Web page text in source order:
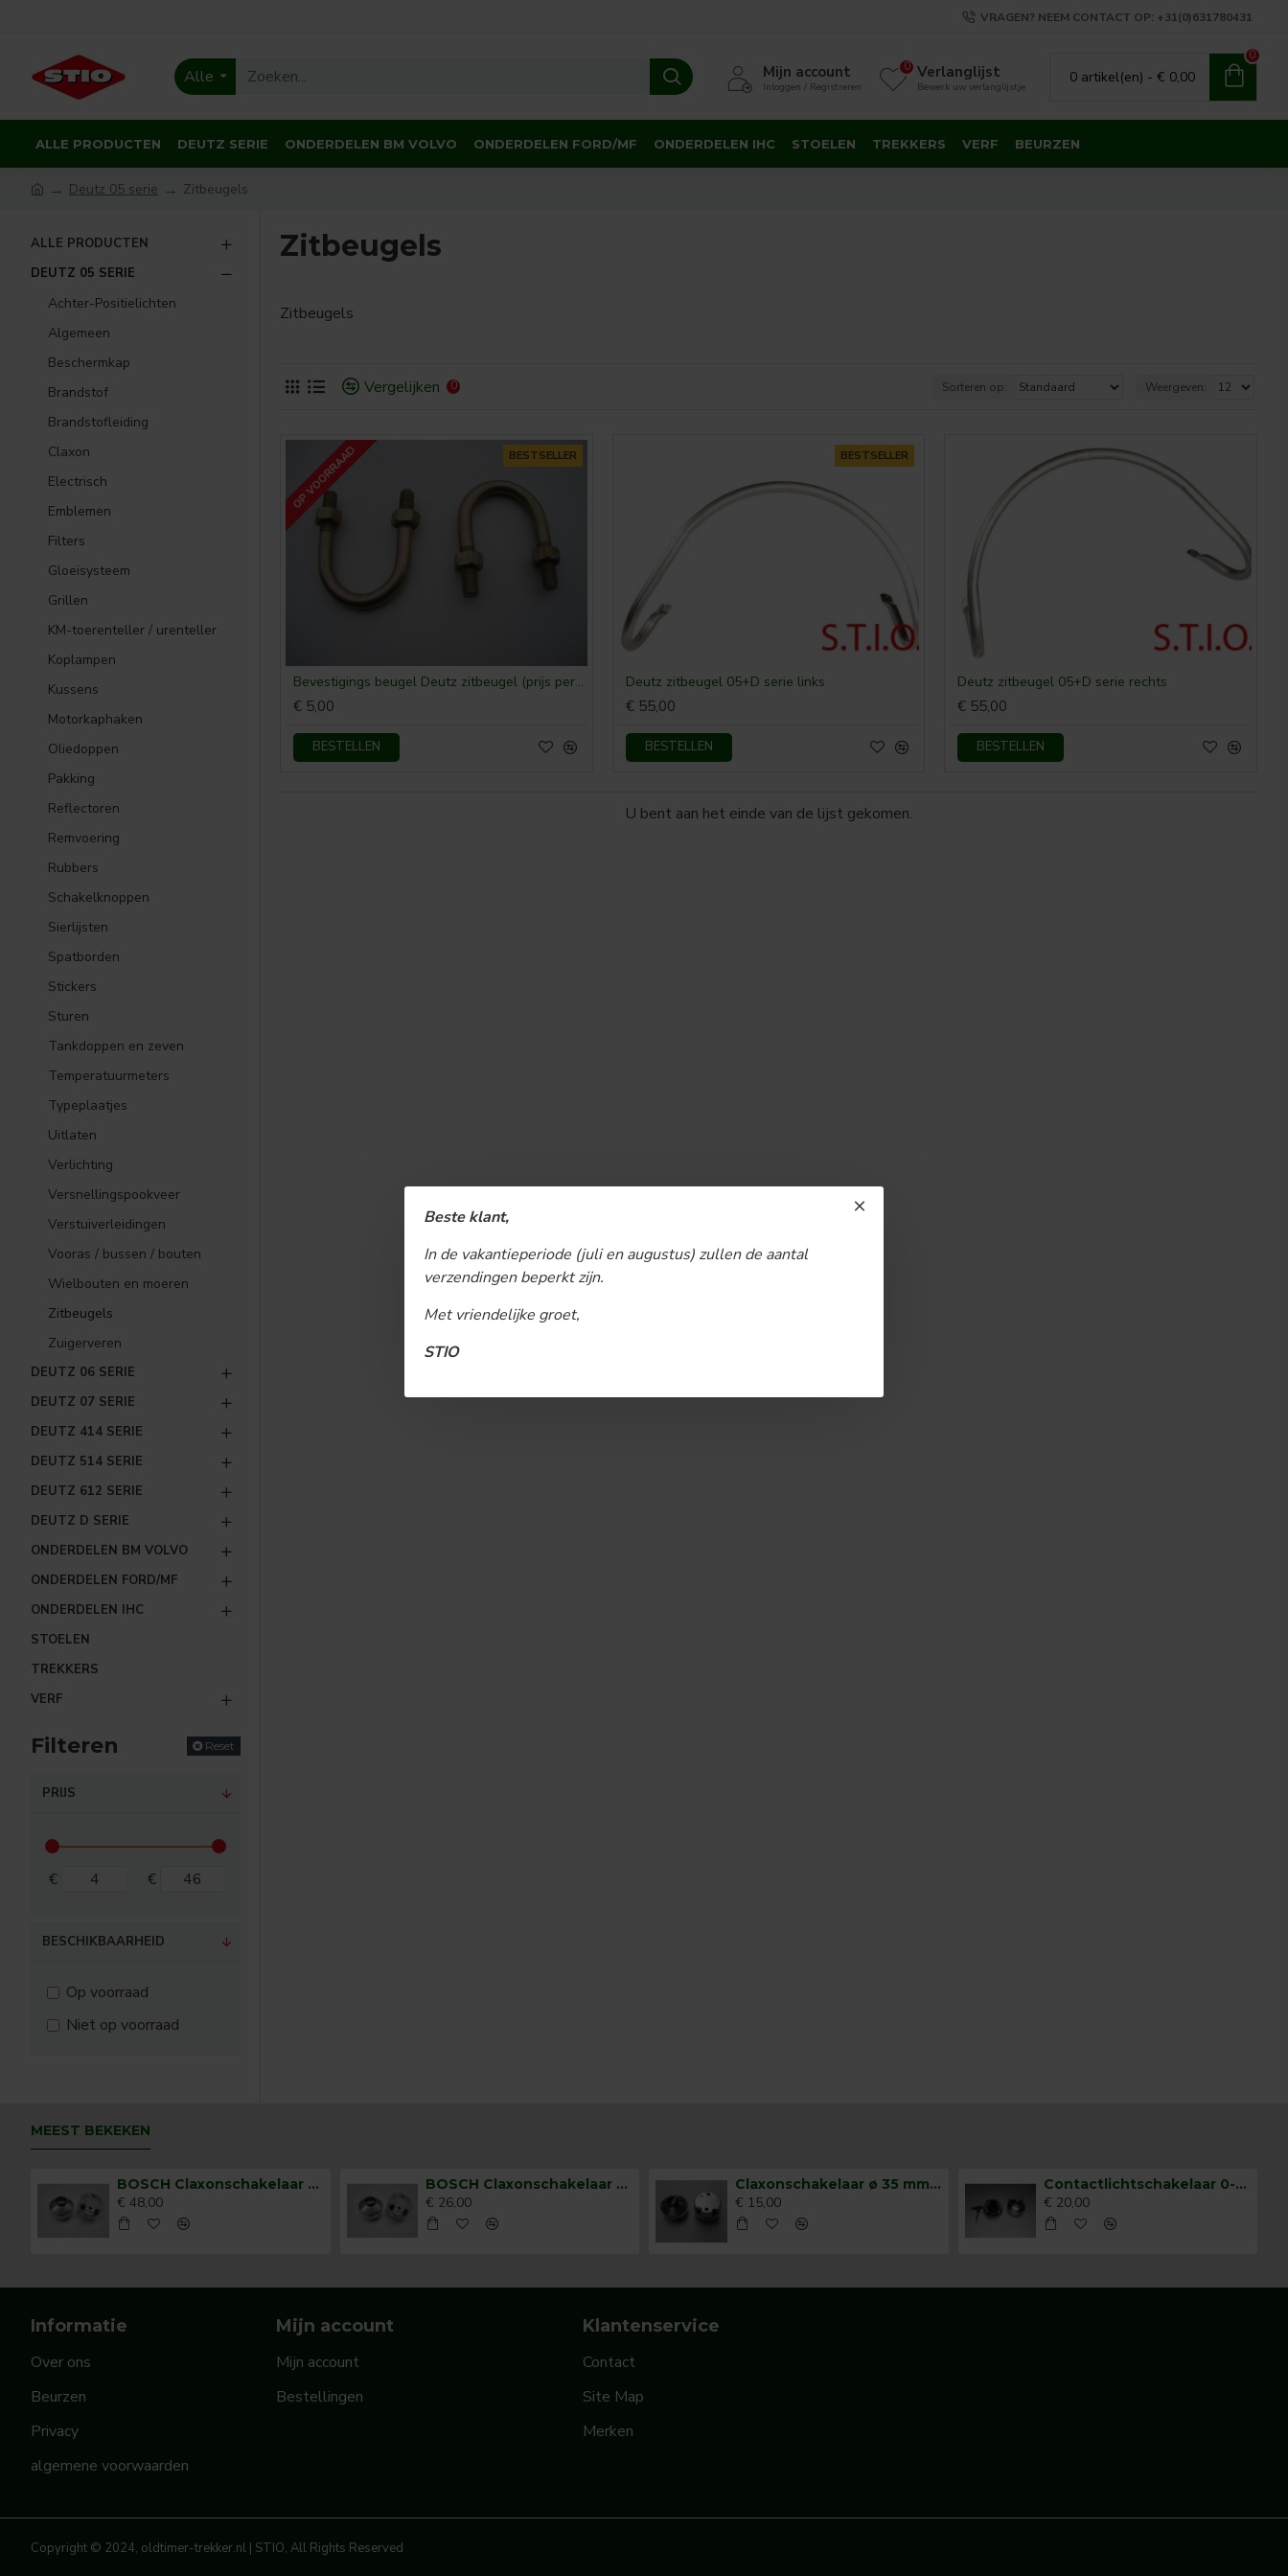
Beste klant,
In de vakantieperiode (juli en augustus) zullen de aantal
verzendingen beperkt zijn.
Met vriendelijke groet,
STIO
VRAGEN? NEEM CONTACT OP: +31(0)631780431
Alle Mijn account
Inloggen / Registreren
Verlanglijst
Bewerk uw verlanglijstje
0
0 artikel(en) - € 0,00
0
ALLE PRODUCTEN DEUTZ SERIE ONDERDELEN BM VOLVO ONDERDELEN FORD/MF ONDERDELEN IHC STOELEN TREKKERS VERF BEURZEN
Deutz 05 serie Zitbeugels
ALLE PRODUCTEN
DEUTZ 05 SERIE
Achter-Positielichten
Algemeen
Beschermkap
Brandstof
Brandstofleiding
Claxon
Electrisch
Emblemen
Filters
Gloeisysteem
Grillen
KM-toerenteller / urenteller
Koplampen
Kussens
Motorkaphaken
Oliedoppen
Pakking
Reflectoren
Remvoering
Rubbers
Schakelknoppen
Sierlijsten
Spatborden
Stickers
Sturen
Tankdoppen en zeven
Temperatuurmeters
Typeplaatjes
Uitlaten
Verlichting
Versnellingspookveer
Verstuiverleidingen
Vooras / bussen / bouten
Wielbouten en moeren
Zitbeugels
Zuigerveren
DEUTZ 06 SERIE
DEUTZ 07 SERIE
DEUTZ 414 SERIE
DEUTZ 514 SERIE
DEUTZ 612 SERIE
DEUTZ D SERIE
ONDERDELEN BM VOLVO
ONDERDELEN FORD/MF
ONDERDELEN IHC
STOELEN
TREKKERS
VERF
Filteren Reset
PRIJS
€ €
BESCHIKBAARHEID
Op voorraad
Niet op voorraad
Zitbeugels
Zitbeugels
Vergelijken 0 Sorteren op: Weergeven:
BESTSELLER
OP VOORRAAD
Bevestigings beugel Deutz zitbeugel (prijs per stuk)
€ 5,00
BESTELLEN
BESTSELLER
Deutz zitbeugel 05+D serie links
€ 55,00
BESTELLEN
Deutz zitbeugel 05+D serie rechts
€ 55,00
BESTELLEN
U bent aan het einde van de lijst gekomen.
MEEST BEKEKEN
BOSCH Claxonschakelaar opbouw ⌀ 35 mm 0343013001
€ 48,00
BOSCH Claxonschakelaar opbouw ⌀26 mm 0343007001
€ 26,00
Claxonschakelaar ø 35 mm opbouw drukschakelaar
€ 15,00
Contactlichtschakelaar 0-1-2-3
€ 20,00
Informatie
Over ons
Beurzen
Privacy
algemene voorwaarden
Mijn account
Mijn account
Bestellingen
Klantenservice
Contact
Site Map
Merken
Copyright © 2024, oldtimer-trekker.nl | STIO, All Rights Reserved